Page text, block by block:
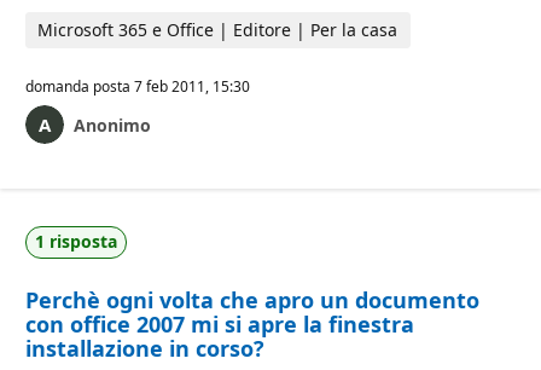
Microsoft 365 e Office | Editore | Per la casa
domanda posta 7 feb 2011, 15:30
Anonimo
1 risposta
Perchè ogni volta che apro un documento
con office 2007 mi si apre la finestra
installazione in corso?